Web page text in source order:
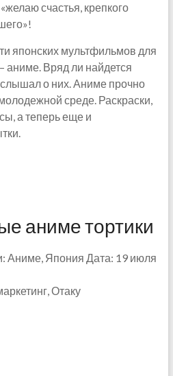
счастья, крепкого
японских мультфильмов для
аниме. Вряд ли найдется
о них. Аниме прочно
среде. Раскраски,
а теперь еще и
аниме тортики
Аниме, Япония Дата: 19 июля
Отаку